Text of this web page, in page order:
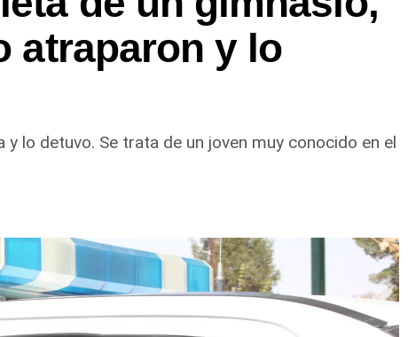
atraparon y lo
lo detuvo. Se trata de un joven muy conocido en el